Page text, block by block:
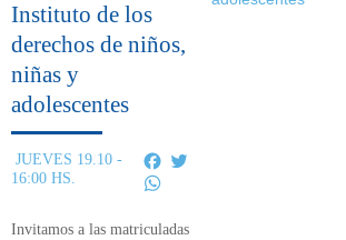
Instituto de los
derechos de niños,
niñas y
adolescentes
JUEVES 19.10 -
16:00 HS.
Facebook
Invitamos a las matriculadas